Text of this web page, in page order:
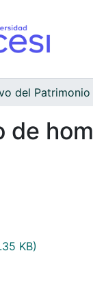
de
KB)